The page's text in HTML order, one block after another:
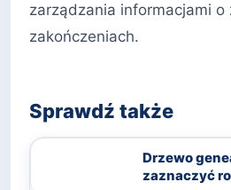
zarządzania informacjami o
zakończeniach.
Sprawdź także
Drzewo
zaznaczyć